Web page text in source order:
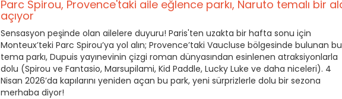
Parc Spirou, Provence'taki aile eğlence parkı, Naruto temalı bir
açıyor
Sensasyon peşinde olan ailelere duyuru! Paris'ten uzakta bir hafta sonu için
Monteux’teki Parc Spirou’ya yol alın; Provence’taki Vaucluse bölgesinde bulunan bu
tema parkı, Dupuis yayınevinin çizgi roman dünyasından esinlenen atraksiyonlarla
dolu (Spirou ve Fantasio, Marsupilami, Kid Paddle, Lucky Luke ve daha niceleri). 4
Nisan 2026’da kapılarını yeniden açan bu park, yeni sürprizlerle dolu bir sezona
merhaba diyor!